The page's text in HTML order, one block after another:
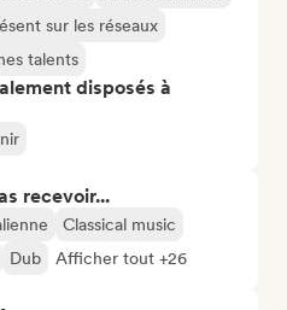
sur les réseaux
talents
disposés à
recevoir...
Classical music
Dub Afficher tout +26